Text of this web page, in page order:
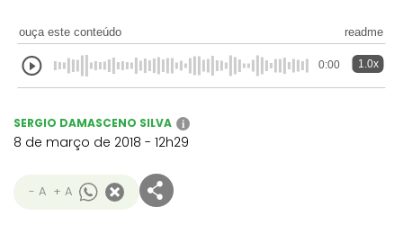
ouça este conteúdo readme
0:00 1.0x
SERGIO DAMASCENO SILVA i
8 de março de 2018 - 12h29
- A + A